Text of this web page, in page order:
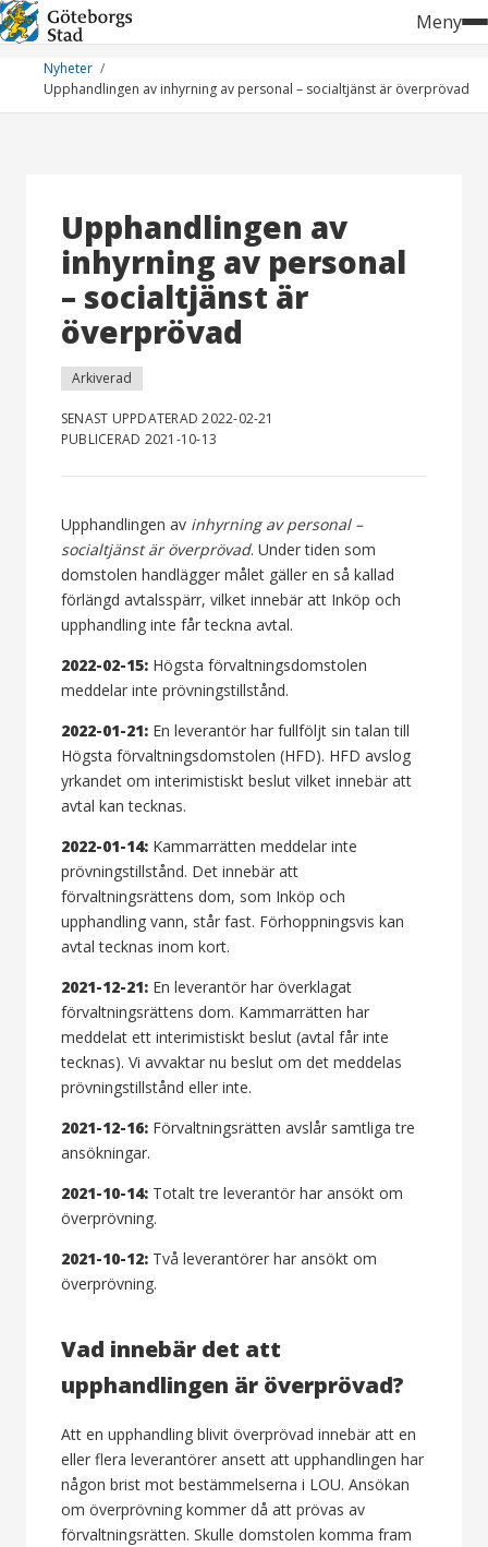
Hoppa
till
innehåll
Meny
Nyheter
Upphandlingen av inhyrning av personal – socialtjänst är överprövad
Upphandlingen av
inhyrning av personal
– socialtjänst är
överprövad
Arkiverad
SENAST UPPDATERAD 2022-02-21
PUBLICERAD 2021-10-13
Upphandlingen av inhyrning av personal –
socialtjänst är överprövad. Under tiden som
domstolen handlägger målet gäller en så kallad
förlängd avtalsspärr, vilket innebär att Inköp och
upphandling inte får teckna avtal.
2022-02-15: Högsta förvaltningsdomstolen
meddelar inte prövningstillstånd.
2022-01-21: En leverantör har fullföljt sin talan till
Högsta förvaltningsdomstolen (HFD). HFD avslog
yrkandet om interimistiskt beslut vilket innebär att
avtal kan tecknas.
2022-01-14: Kammarrätten meddelar inte
prövningstillstånd. Det innebär att
förvaltningsrättens dom, som Inköp och
upphandling vann, står fast. Förhoppningsvis kan
avtal tecknas inom kort.
2021-12-21: En leverantör har överklagat
förvaltningsrättens dom. Kammarrätten har
meddelat ett interimistiskt beslut (avtal får inte
tecknas). Vi avvaktar nu beslut om det meddelas
prövningstillstånd eller inte.
2021-12-16: Förvaltningsrätten avslår samtliga tre
ansökningar.
2021-10-14: Totalt tre leverantör har ansökt om
överprövning.
2021-10-12: Två leverantörer har ansökt om
överprövning.
Vad innebär det att
upphandlingen är överprövad?
Att en upphandling blivit överprövad innebär att en
eller flera leverantörer ansett att upphandlingen har
någon brist mot bestämmelserna i LOU. Ansökan
om överprövning kommer då att prövas av
förvaltningsrätten. Skulle domstolen komma fram